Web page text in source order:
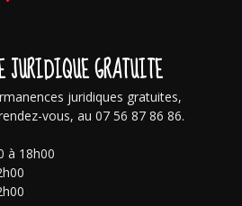
JURIDIQUE GRATUITE
juridiques gratuites,
vous, au 07 56 87 86 86.
à 18h00